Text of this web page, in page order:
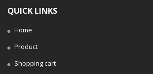
QUICK LINKS
Home
Product
Shopping cart